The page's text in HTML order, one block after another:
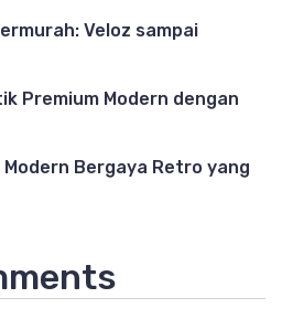
Veloz sampai
Premium Modern dengan
Bergaya Retro yang